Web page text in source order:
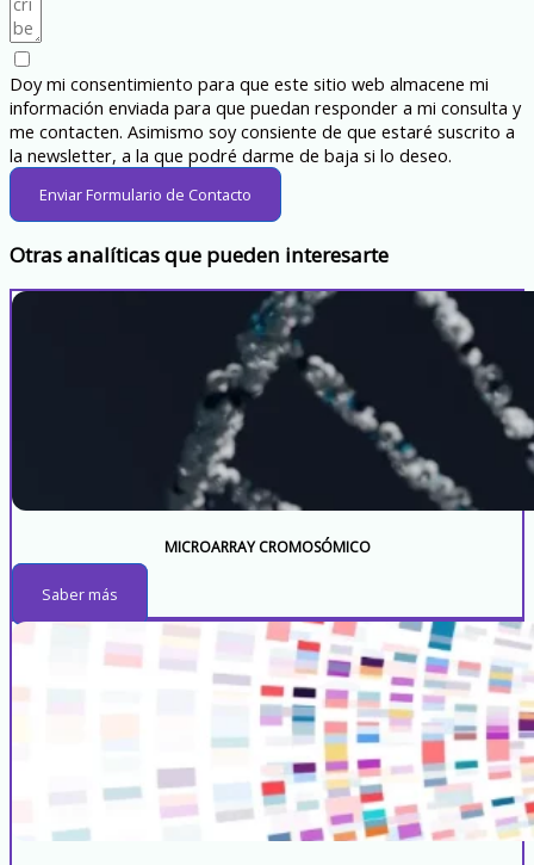
Doy mi consentimiento para que este sitio web almacene mi
información enviada para que puedan responder a mi consulta y
me contacten. Asimismo soy consiente de que estaré suscrito a
la newsletter, a la que podré darme de baja si lo deseo.
Enviar Formulario de Contacto
Otras analíticas que pueden interesarte
MICROARRAY CROMOSÓMICO
Saber más